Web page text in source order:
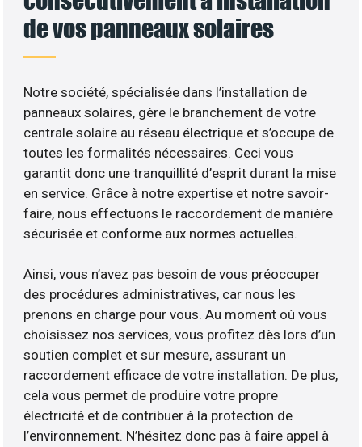
de vos panneaux solaires
Notre société, spécialisée dans l’installation de
panneaux solaires, gère le branchement de votre
centrale solaire au réseau électrique et s’occupe de
toutes les formalités nécessaires. Ceci vous
garantit donc une tranquillité d’esprit durant la mise
en service. Grâce à notre expertise et notre savoir-
faire, nous effectuons le raccordement de manière
sécurisée et conforme aux normes actuelles.
Ainsi, vous n’avez pas besoin de vous préoccuper
des procédures administratives, car nous les
prenons en charge pour vous. Au moment où vous
choisissez nos services, vous profitez dès lors d’un
soutien complet et sur mesure, assurant un
raccordement efficace de votre installation. De plus,
cela vous permet de produire votre propre
électricité et de contribuer à la protection de
l’environnement. N’hésitez donc pas à faire appel à